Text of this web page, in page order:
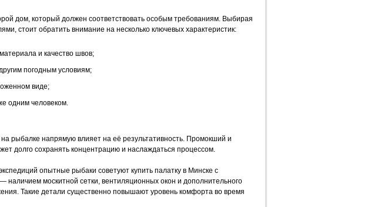
дом, который должен соответствовать особым требованиям. Выбирая
стоит обратить внимание на несколько ключевых характеристик:
и качество швов;
погодным условиям;
виде;
одним человеком.
рыбалке напрямую влияет на её результативность. Промокший и
долго сохранять концентрацию и наслаждаться процессом.
опытные рыбаки советуют купить палатку в Минске с
москитной сетки, вентиляционных окон и дополнительного
Такие детали существенно повышают уровень комфорта во время